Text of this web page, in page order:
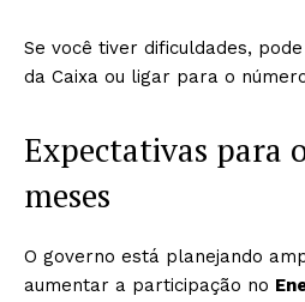
Se você tiver dificuldades,
da Caixa ou ligar para o
Expectativas para
meses
O governo está planejando
aumentar a participação no